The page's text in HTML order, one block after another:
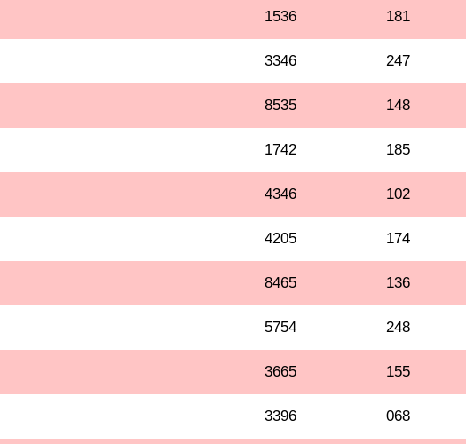
1536 181
3346 247
8535 148
1742 185
4346 102
4205 174
8465 136
5754 248
3665 155
3396 068